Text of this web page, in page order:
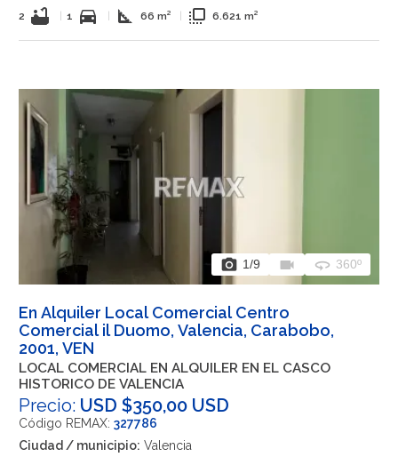
2 bathtub 1 directions_car square_foot 66 m² flip_to_front 6.621 m²
photo_camera 1/9 videocam 360 360º
En Alquiler Local Comercial Centro
Comercial il Duomo, Valencia, Carabobo,
2001, VEN
LOCAL COMERCIAL EN ALQUILER EN EL CASCO
HISTORICO DE VALENCIA
Precio: USD $350,00 USD
Código REMAX: 327786
Ciudad / municipio: Valencia